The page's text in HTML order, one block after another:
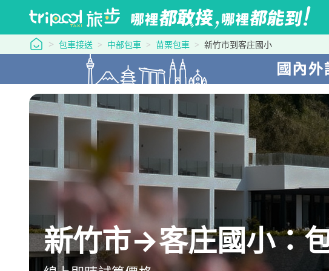
tripool 旅步
包車接送 中部包車 苗栗包車 新竹市到客庄國小
新竹市→客庄國小：